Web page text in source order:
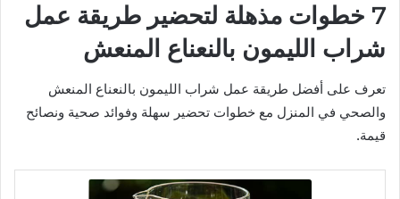
7 خطوات مذهلة لتحضير طريقة عمل
شراب الليمون بالنعناع المنعش
تعرف على أفضل طريقة عمل شراب الليمون بالنعناع المنعش
والصحي في المنزل مع خطوات تحضير سهلة وفوائد صحية ونصائح
قيمة.